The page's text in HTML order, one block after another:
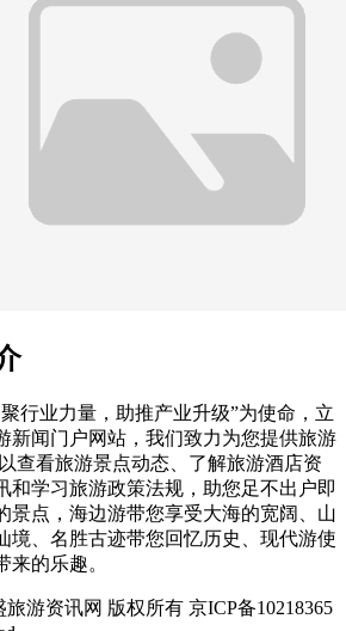
行业力量，助推产业升级”为使命，立
新闻门户网站，我们致力为您提供旅游
查看旅游景点动态、了解旅游酒店资
和学习旅游政策法规，助您足不出户即
景点，海边游带您享受大海的宽阔、山
境、名胜古迹带您回忆历史、现代游使
来的乐趣。
旅游资讯网 版权所有 京ICP备10218365